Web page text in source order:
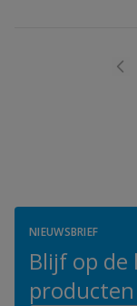
NIEUWSBRIEF
Blijf op